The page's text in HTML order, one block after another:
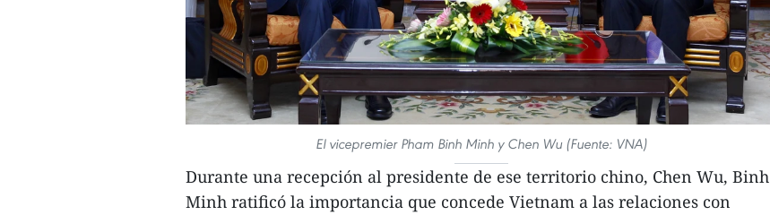
El vicepremier Pham Binh Minh y Chen Wu (Fuente: VNA)
Durante una recepción al presidente de ese territorio chino, Chen Wu, Binh
Minh ratificó la importancia que concede Vietnam a las relaciones con